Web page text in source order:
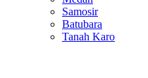
Samosir
Batubara
Tanah Karo